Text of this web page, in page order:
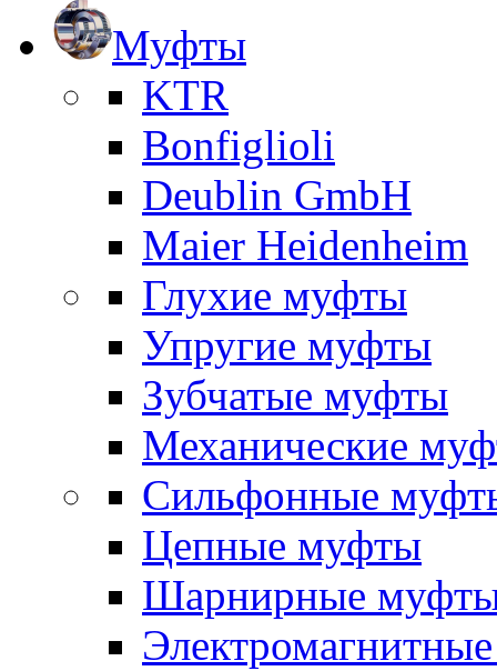
Муфты
KTR
Bonfiglioli
Deublin GmbH
Maier Heidenheim
Глухие муфты
Упругие муфты
Зубчатые муфты
Механические
Сильфонные
Цепные муфты
Шарнирные